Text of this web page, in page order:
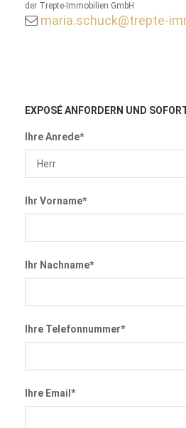
der Trepte-Immobilien GmbH
maria.schuck@trepte-
EXPOSÉ ANFORDERN UND
Ihre Anrede*
Ihr Vorname*
Ihr Nachname*
Ihre Telefonnummer*
Ihre Email*